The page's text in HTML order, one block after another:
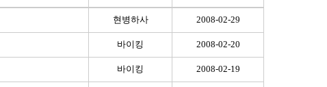
현병하사 2008-02-29
바이킹 2008-02-20
바이킹 2008-02-19